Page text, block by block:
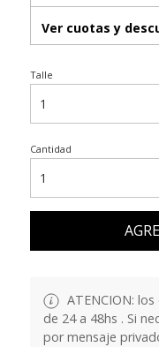
Ver cuotas y
Talle
Cantidad
ATENCION:
de 24 a 48hs . Si
por mensaje